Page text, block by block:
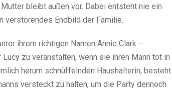
bleibt außen vor. Dabei entsteht nie ein
verstörendes Endbild der Familie.
ihrem richtigen Namen Annie Clark –
zu veranstalten, wenn sie ihren Mann tot in
herum schnüffelnden Haushälterin, besteht
versteckt zu halten, um die Party dennoch